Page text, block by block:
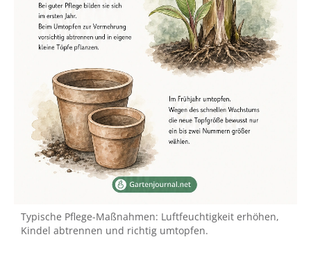
Typische Pflege-Maßnahmen: Luftfeuchtigkeit erhöhen,
Kindel abtrennen und richtig umtopfen.